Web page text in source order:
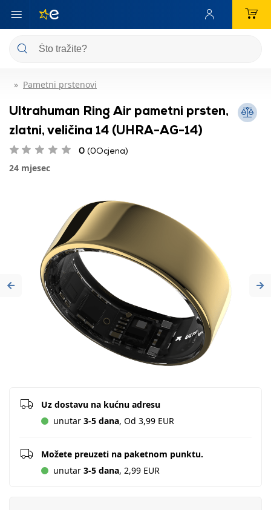
Pametni prstenovi
Ultrahuman Ring Air pametni prsten,
zlatni, veličina 14 (UHRA-AG-14)
0 (0Ocjena)
24 mjesec
Previous
Uz dostavu na kućnu adresu
unutar 3-5 dana, Od 3,99 EUR
Možete preuzeti na paketnom punktu.
unutar 3-5 dana, 2,99 EUR